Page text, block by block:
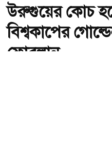
উরুগুয়ের কোচ
বিশ্বকাপের
ফোরলান